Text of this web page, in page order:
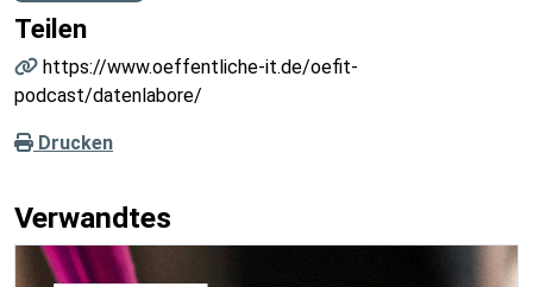
Teilen
https://www.oeffentliche-it.de/oefit-
podcast/datenlabore/
Drucken
Verwandtes